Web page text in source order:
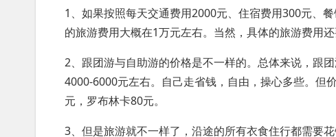
1、如果按照每天交通费用2000元、住宿费用300元、
的旅游费用大概在1万元左右。当然，具体的旅游费用
2、跟团游与自助游的价格是不一样的。总体来说，跟
4000-6000元左右。自己走省钱，自由，操心多些。但
元，罗布林卡80元。
3、但是旅游就不一样了，沿途的所有衣食住行都需要